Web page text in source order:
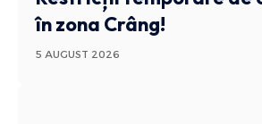
în zona Crâng!
5 AUGUST 2026